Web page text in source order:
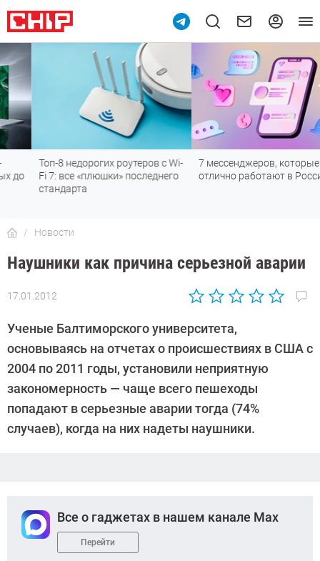
Топ-8 недорогих роутеров с Wi-
Fi 7: все «плюшки» последнего
стандарта
7 мессенджеров, которые
отлично работают в России
Новости
Наушники как причина серьезной аварии
17.01.2012
Автор:
Ученые Балтиморского университета,
основываясь на отчетах о происшествиях в США с
2004 по 2011 годы, установили неприятную
закономерность — чаще всего пешеходы
попадают в серьезные аварии тогда (74%
случаев), когда на них надеты наушники.
Все о гаджетах в нашем канале Max
Перейти